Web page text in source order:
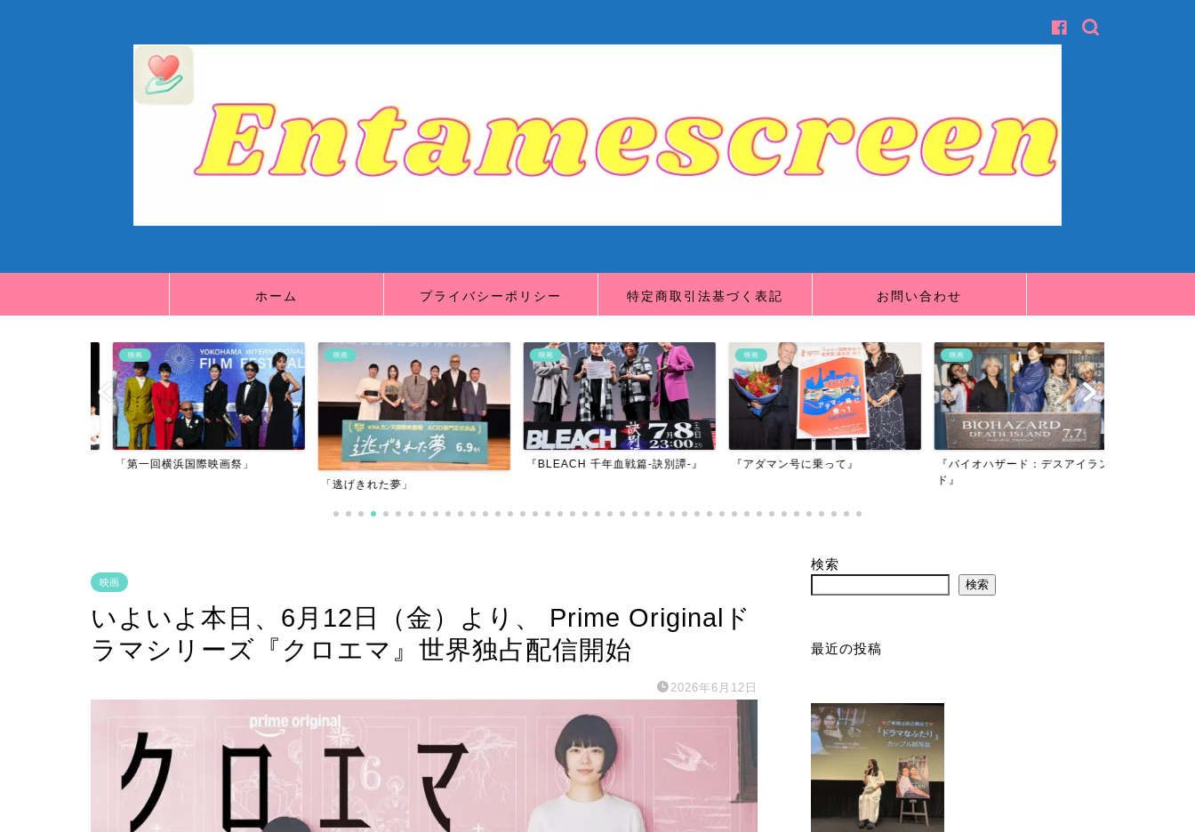
ホーム プライバシーポリシー 特定商取引法基づく表記 お問い合わせ
映画
「第一回横浜国際映画祭」
映画
「逃げきれた夢」
映画
『BLEACH 千年血戦篇-訣別譚-』
映画
『アダマン号に乗って』
映画
『バイオハザード：デスアイラン
映画
いよいよ本日、6月12日（金）より、 Prime Originalド
ラマシリーズ『クロエマ』世界独占配信開始
2026年6月12日
検索
検索
最近の投稿